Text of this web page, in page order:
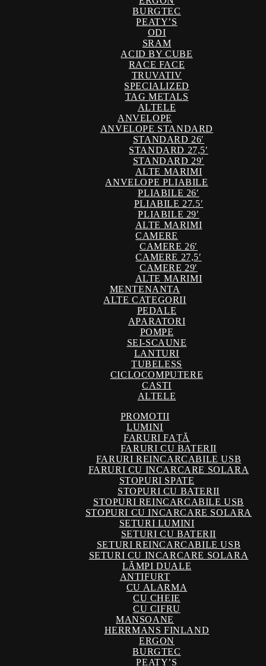
BURGTEC
PEATY’S
ODI
SRAM
ACID BY CUBE
RACE FACE
TRUVATIV
SPECIALIZED
TAG METALS
ALTELE
ANVELOPE
ANVELOPE STANDARD
STANDARD 26′
STANDARD 27,5′
STANDARD 29′
ALTE MARIMI
ANVELOPE PLIABILE
PLIABILE 26′
PLIABILE 27.5′
PLIABILE 29′
ALTE MARIMI
CAMERE
CAMERE 26′
CAMERE 27,5′
CAMERE 29′
ALTE MARIMI
MENTENANTA
ALTE CATEGORII
PEDALE
APARATORI
POMPE
SEI-SCAUNE
LANTURI
TUBELESS
CICLOCOMPUTERE
CASTI
ALTELE
PROMOTII
LUMINI
FARURI FAȚĂ
FARURI CU BATERII
FARURI REINCARCABILE USB
FARURI CU INCARCARE SOLARA
STOPURI SPATE
STOPURI CU BATERII
STOPURI REINCARCABILE USB
STOPURI CU INCARCARE SOLARA
SETURI LUMINI
SETURI CU BATERII
SETURI REINCARCABILE USB
SETURI CU INCARCARE SOLARA
LĂMPI DUALE
ANTIFURT
CU ALARMA
CU CHEIE
CU CIFRU
MANSOANE
HERRMANS FINLAND
ERGON
BURGTEC
PEATY’S